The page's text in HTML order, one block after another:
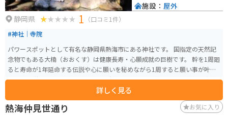
静岡県 1 （口コミ1件）
#神社｜寺院
パワースポットとして有名な静岡県熱海市にある神社です。 国指定の天然記
念物でもある大楠（おおくす）は健康長寿・心願成就の巨樹です。 幹を1周廻
ると寿命が1年延命する伝説や心に願いを秘めながら1周すると願い事が叶う
という伝説もあります。 バイク用の駐車場を係員に案内されますが、来宮神
社向かって手前で左折し100m以上登った傾斜地で出入りがしずらく止めにく
い駐車場です。 はっきり言ってバイク乗りの気持ちをわかってない方が決め
たような路面も整備されていない駐車場で最悪です。 神社はパワースポット
詳しく見る
施設： 屋外
熱海仲見世通り お気に入り